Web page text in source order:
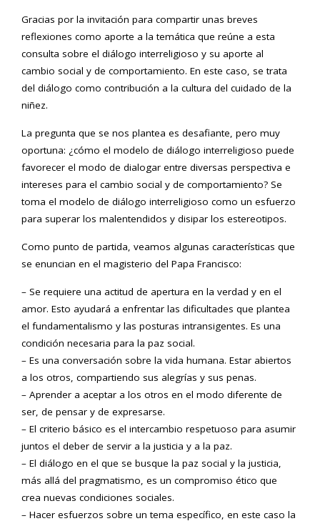
Gracias por la invitación para compartir unas breves
reflexiones como aporte a la temática que reúne a esta
consulta sobre el diálogo interreligioso y su aporte al
cambio social y de comportamiento. En este caso, se trata
del diálogo como contribución a la cultura del cuidado de la
niñez.
La pregunta que se nos plantea es desafiante, pero muy
oportuna: ¿cómo el modelo de diálogo interreligioso puede
favorecer el modo de dialogar entre diversas perspectiva e
intereses para el cambio social y de comportamiento? Se
toma el modelo de diálogo interreligioso como un esfuerzo
para superar los malentendidos y disipar los estereotipos.
Como punto de partida, veamos algunas características que
se enuncian en el magisterio del Papa Francisco:
– Se requiere una actitud de apertura en la verdad y en el
amor. Esto ayudará a enfrentar las dificultades que plantea
el fundamentalismo y las posturas intransigentes. Es una
condición necesaria para la paz social.
– Es una conversación sobre la vida humana. Estar abiertos
a los otros, compartiendo sus alegrías y sus penas.
– Aprender a aceptar a los otros en el modo diferente de
ser, de pensar y de expresarse.
– El criterio básico es el intercambio respetuoso para asumir
juntos el deber de servir a la justicia y a la paz.
– El diálogo en el que se busque la paz social y la justicia,
más allá del pragmatismo, es un compromiso ético que
crea nuevas condiciones sociales.
– Hacer esfuerzos sobre un tema específico, en este caso la